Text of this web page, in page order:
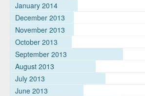
January 2014
December 2013
November 2013
October 2013
September 2013
August 2013
July 2013
June 2013